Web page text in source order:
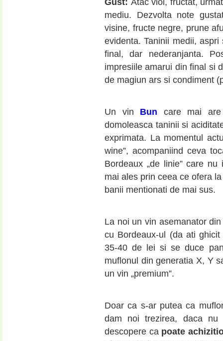
mediu. Dezvolta note
visine, fructe negre, prune
evidenta. Taninii medii,
final, dar nederanjanta.
impresiile amarui din final si
de magiun ars si condiment
Un vin Bun care mai
domoleasca taninii si
exprimata. La momentul
wine”, acompaniind ceva
Bordeaux „de linie” care
mai ales prin ceea ce ofera
banii mentionati de mai sus.
La noi un vin asemanator
cu Bordeaux-ul (da ati
35-40 de lei si se duce
muflonul din generatia X, Y
un vin „premium”.
Doar ca s-ar putea ca
dam noi trezirea, daca
descopere ca poate